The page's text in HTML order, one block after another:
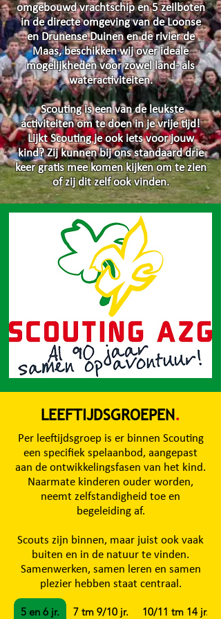
omgebouwd vrachtschip en 5 zeilboten
in de directe omgeving van de Loonse
en Drunense Duinen en de rivier de
Maas, beschikken wij over ideale
mogelijkheden voor zowel land- als
wateractiviteiten.
Scouting is een van de leukste
activiteiten om te doen in je vrije tijd!
Lijkt Scouting je ook iets voor jouw
kind? Zij kunnen bij ons standaard drie
keer gratis mee komen kijken om te zien
of zij dit zelf ook vinden.
Scouting AZG
LEEFTIJDSGROEPEN.
Per leeftijdsgroep is er binnen Scouting
een specifiek spelaanbod, aangepast
aan de ontwikkelingsfasen van het kind.
Naarmate kinderen ouder worden,
neemt zelfstandigheid toe en
begeleiding af.
Scouts zijn binnen, maar juist ook vaak
buiten en in de natuur te vinden.
Samenwerken, samen leren en samen
plezier hebben staat centraal.
5 en 6 jr. 7 tm 9/10 jr. 10/11 tm 14 jr.